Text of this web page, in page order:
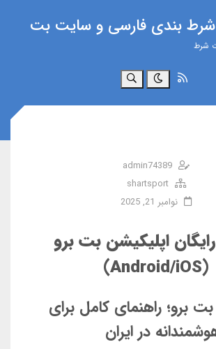
بندی فارسی و سایت بت
شرط
جستجو
admin74389
shartsport
نوامبر 21, 2025
رایگان اپلیکیشن بت برو
(Android/iOS)
برو؛ راهنمای کامل برای
در ایران